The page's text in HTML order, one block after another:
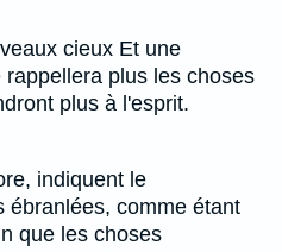
cieux Et une
plus les choses
plus à l'esprit.
indiquent le
ébranlées, comme étant
que les choses